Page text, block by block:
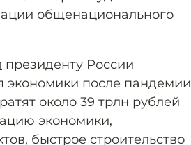
общенационального
президенту России
экономики после пандемии
около 39 трлн рублей
экономики,
быстрое строительство